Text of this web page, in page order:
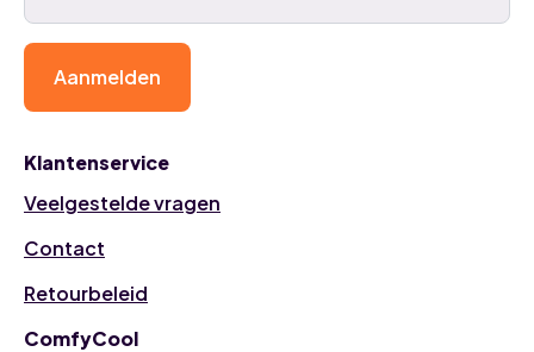
Klantenservice
Veelgestelde vragen
Contact
Retourbeleid
ComfyCool
Aanmelden